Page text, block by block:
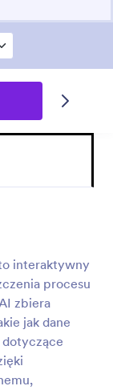
interaktywny
procesu
zbiera
jak dane